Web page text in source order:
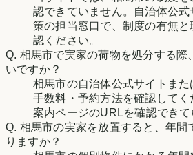
認できていません。自治体公
策の担当窓口で、制度の有無
認ください。
Q. 相馬市で実家の荷物を処分する際
いですか？
相馬市の自治体公式サイトまた
手数料・予約方法を確認して
案内ページのURLを確認できて
Q. 相馬市の実家を放置すると、年間
りますか？